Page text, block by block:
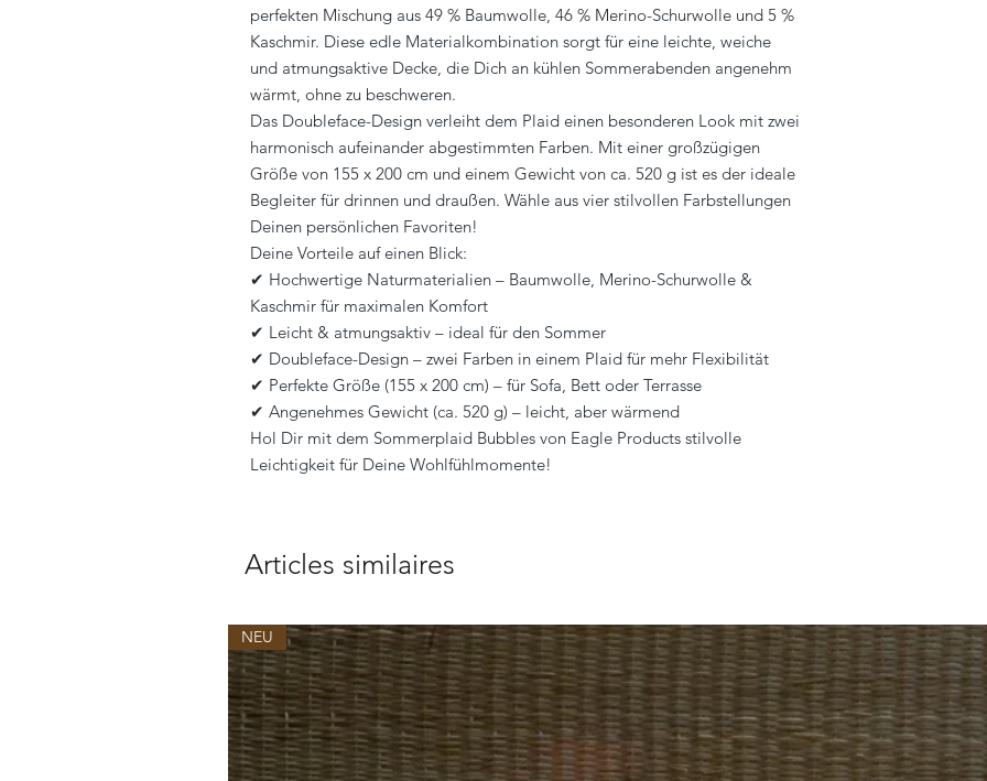
perfekten Mischung aus 49 % Baumwolle, 46 % Merino-Schurwolle und 5 %
Kaschmir. Diese edle Materialkombination sorgt für eine leichte, weiche
und atmungsaktive Decke, die Dich an kühlen Sommerabenden angenehm
wärmt, ohne zu beschweren.
Das Doubleface-Design verleiht dem Plaid einen besonderen Look mit zwei
harmonisch aufeinander abgestimmten Farben. Mit einer großzügigen
Größe von 155 x 200 cm und einem Gewicht von ca. 520 g ist es der ideale
Begleiter für drinnen und draußen. Wähle aus vier stilvollen Farbstellungen
Deinen persönlichen Favoriten!
Deine Vorteile auf einen Blick:
✔ Hochwertige Naturmaterialien – Baumwolle, Merino-Schurwolle &
Kaschmir für maximalen Komfort
✔ Leicht & atmungsaktiv – ideal für den Sommer
✔ Doubleface-Design – zwei Farben in einem Plaid für mehr Flexibilität
✔ Perfekte Größe (155 x 200 cm) – für Sofa, Bett oder Terrasse
✔ Angenehmes Gewicht (ca. 520 g) – leicht, aber wärmend
Hol Dir mit dem Sommerplaid Bubbles von Eagle Products stilvolle
Leichtigkeit für Deine Wohlfühlmomente!
Articles similaires
NEU